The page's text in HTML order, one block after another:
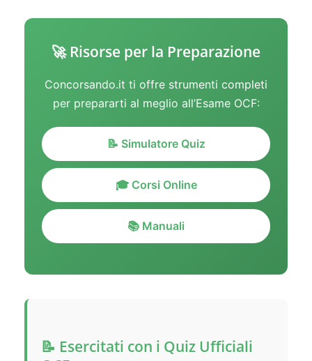
🚀 Risorse per la Preparazione
Concorsando.it ti offre strumenti completi
per prepararti al meglio all’Esame OCF:
📝 Simulatore Quiz
🎓 Corsi Online
📚 Manuali
📝 Esercitati con i Quiz Ufficiali